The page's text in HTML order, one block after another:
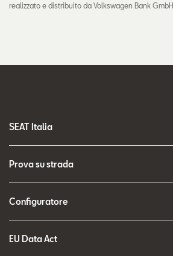
realizzato e distribuito da Volkswagen Bank GmbH
SEAT Italia
Prova su strada
Configuratore
EU Data Act